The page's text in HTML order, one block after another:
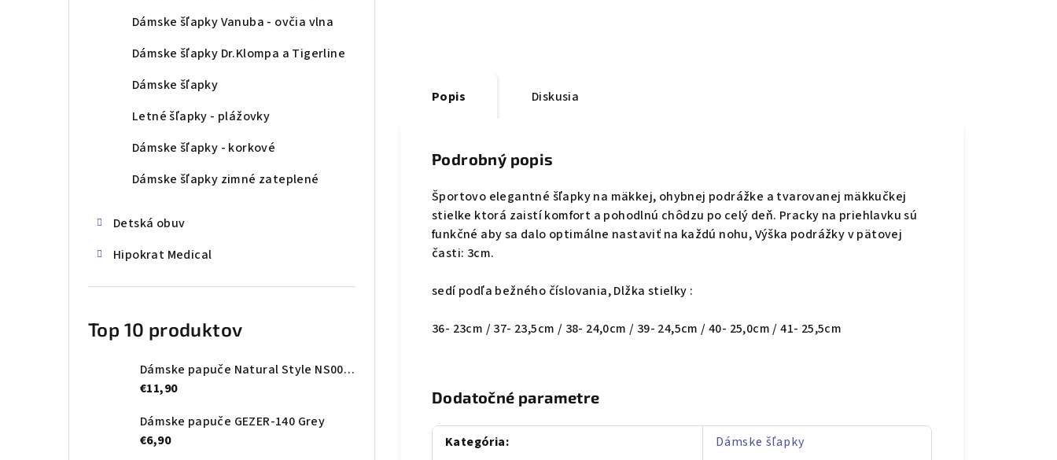
Dámske šľapky Vanuba - ovčia vlna
Dámske šľapky Dr.Klompa a Tigerline
Dámske šľapky
Letné šľapky - plážovky
Dámske šľapky - korkové
Dámske šľapky zimné zateplené
Detská obuv
Hipokrat Medical
Top 10 produktov
Dámske papuče Natural Style NS008 čierne
€11,90
Dámske papuče GEZER-140 Grey
€6,90
Popis Diskusia
Podrobný popis
Športovo elegantné šľapky na mäkkej, ohybnej podrážke a tvarovanej mäkkučkej
stielke ktorá zaistí komfort a pohodlnú chôdzu po celý deň. Pracky na priehlavku sú
funkčné aby sa dalo optimálne nastaviť na každú nohu, Výška podrážky v pätovej
časti: 3cm.
sedí podľa bežného číslovania, Dlžka stielky :
36- 23cm / 37- 23,5cm / 38- 24,0cm / 39- 24,5cm / 40- 25,0cm / 41- 25,5cm
Dodatočné parametre
Kategória:
Dámske šľapky